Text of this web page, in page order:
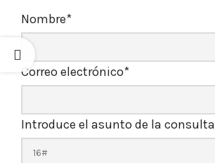
Nombre*
Correo electrónico*
Introduce el asunto de la consulta